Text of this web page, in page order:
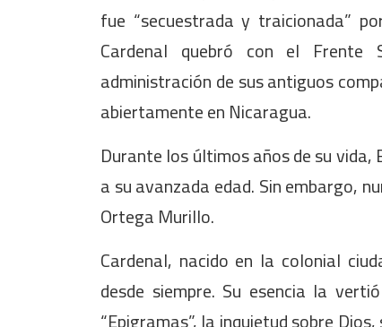
fue “secuestrada y traicionada”
Cardenal quebró con el Frente
administración de sus antiguos
abiertamente en Nicaragua.
Durante los últimos años de su
a su avanzada edad. Sin embargo,
Ortega Murillo.
Cardenal, nacido en la colonial
desde siempre. Su esencia la